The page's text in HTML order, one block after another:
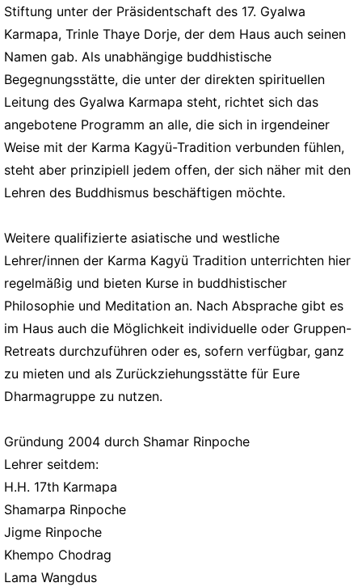
Stiftung unter der Präsidentschaft des 17. Gyalwa
Karmapa, Trinle Thaye Dorje, der dem Haus auch seinen
Namen gab. Als unabhängige buddhistische
Begegnungsstätte, die unter der direkten spirituellen
Leitung des Gyalwa Karmapa steht, richtet sich das
angebotene Programm an alle, die sich in irgendeiner
Weise mit der Karma Kagyü-Tradition verbunden fühlen,
steht aber prinzipiell jedem offen, der sich näher mit den
Lehren des Buddhismus beschäftigen möchte.
Weitere qualifizierte asiatische und westliche
Lehrer/innen der Karma Kagyü Tradition unterrichten hier
regelmäßig und bieten Kurse in buddhistischer
Philosophie und Meditation an. Nach Absprache gibt es
im Haus auch die Möglichkeit individuelle oder Gruppen-
Retreats durchzuführen oder es, sofern verfügbar, ganz
zu mieten und als Zurückziehungsstätte für Eure
Dharmagruppe zu nutzen.
Gründung 2004 durch Shamar Rinpoche
Lehrer seitdem:
H.H. 17th Karmapa
Shamarpa Rinpoche
Jigme Rinpoche
Khempo Chodrag
Lama Wangdus